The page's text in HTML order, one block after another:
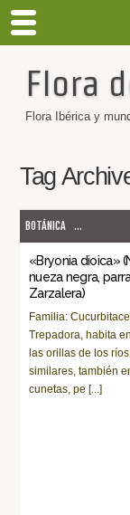
Flora
Flora Ibérica y
Tag
BOTÁNICA ...
«Bryonia dioica»
nueza negra,
Zarzalera)
Familia:
Trepadora, habita
las orillas de los
similares, también
cunetas, pe [...]